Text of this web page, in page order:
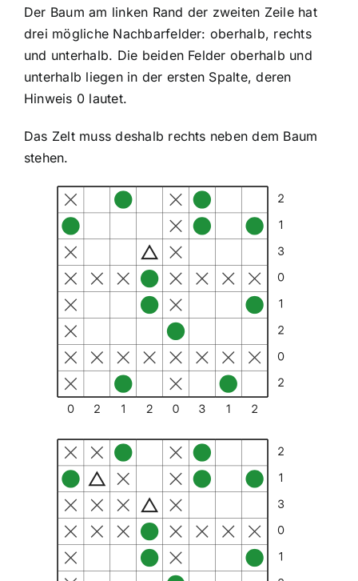
Der Baum am linken Rand der zweiten Zeile hat
drei mögliche Nachbarfelder: oberhalb, rechts
und unterhalb. Die beiden Felder oberhalb und
unterhalb liegen in der ersten Spalte, deren
Hinweis 0 lautet.
Das Zelt muss deshalb rechts neben dem Baum
stehen.